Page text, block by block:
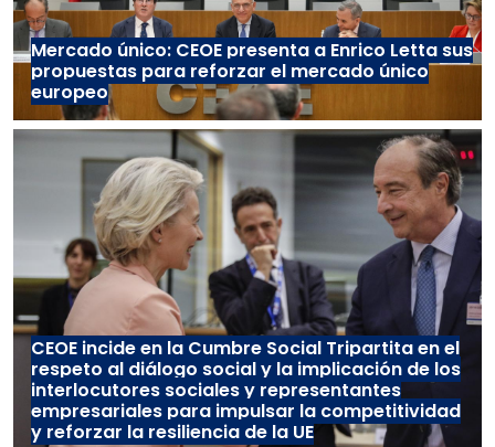
Mercado único: CEOE presenta a Enrico Letta sus
propuestas para reforzar el mercado único
europeo
CEOE incide en la Cumbre Social Tripartita en el
respeto al diálogo social y la implicación de los
interlocutores sociales y representantes
empresariales para impulsar la competitividad
y reforzar la resiliencia de la UE